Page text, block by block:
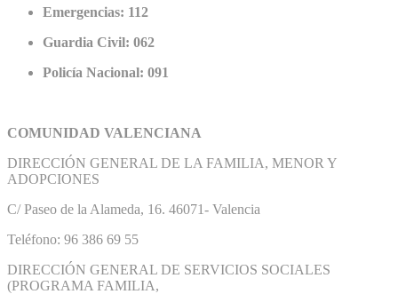
Emergencias: 112
Guardia Civil: 062
Policía Nacional: 091
COMUNIDAD VALENCIANA
DIRECCIÓN GENERAL DE LA FAMILIA, MENOR Y
ADOPCIONES
C/ Paseo de la Alameda, 16. 46071- Valencia
Teléfono: 96 386 69 55
DIRECCIÓN GENERAL DE SERVICIOS SOCIALES
(PROGRAMA FAMILIA,